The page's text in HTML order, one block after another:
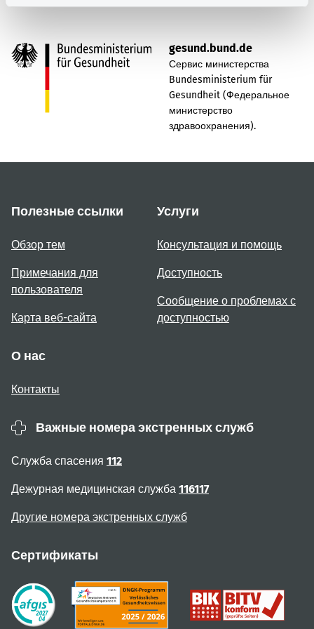
gesund.bund.de
Сервис министерства
Bundesministerium für
Gesundheit (Федеральное
министерство
здравоохранения).
Полезные ссылки
Обзор тем
Примечания для
пользователя
Карта веб-сайта
Услуги
Консультация и помощь
Доступность
Сообщение о проблемах с
доступностью
О нас
Контакты
Важные номера экстренных служб
Служба спасения 112
Дежурная медицинская служба 116117
Другие номера экстренных служб
Сертификаты